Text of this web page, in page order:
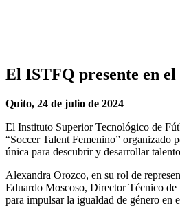
El ISTFQ presente en
Quito, 24 de julio de 2024
El Instituto Superior Tecnológico de
“Soccer Talent Femenino” organizado
única para descubrir y desarrollar
Alexandra Orozco, en su rol de
Eduardo Moscoso, Director Técnico de
para impulsar la igualdad de género en